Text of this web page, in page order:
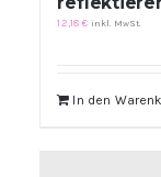
12,18€ inkl. MwSt.
In den